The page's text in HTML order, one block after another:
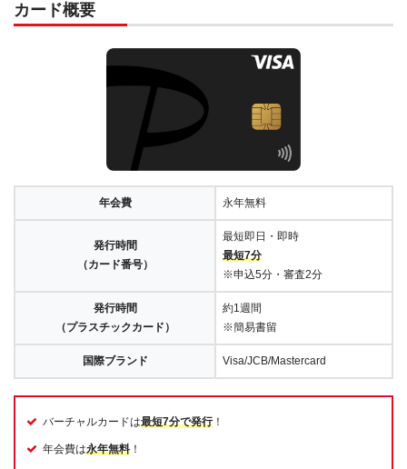
カード概要
年会費 永年無料
発行時間
（カード番号）
最短即日・即時
最短7分
※申込5分・審査2分
発行時間
（プラスチックカード）
約1週間
※簡易書留
国際ブランド Visa/JCB/Mastercard
バーチャルカードは最短7分で発行！
年会費は永年無料 ！